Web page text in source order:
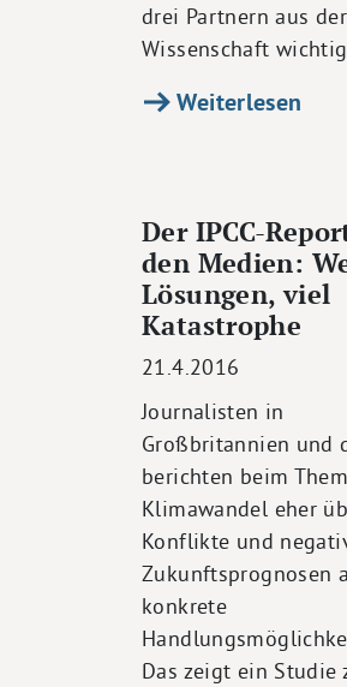
drei Partnern aus der
Wissenschaft
Weiterlesen
Der IPCC-
den Medien:
Lösungen, viel
Katastrophe
21.4.2016
Journalisten in
Großbritannien und
berichten beim
Klimawandel eher
Konflikte und
Zukunftsprognosen
konkrete
Das zeigt ein Studie